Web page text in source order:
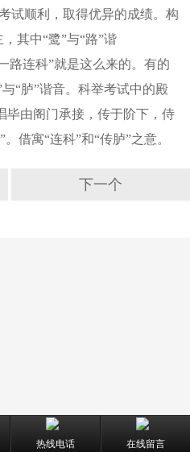
试顺利，取得优异的成绩。构
其中“鹭”与“路”谐
路连科”就是这么来的。有的
“胪”谐音。科举考试中的殿
毕由阁门承接，传于阶下，侍
借寓“连科”和“传胪”之意。
下一个
热线电话 在线留言